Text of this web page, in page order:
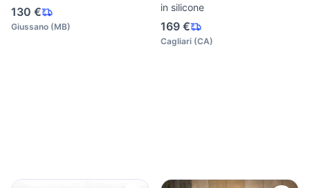
130 €
Giussano (MB)
in silicone
169 €
Cagliari (CA)